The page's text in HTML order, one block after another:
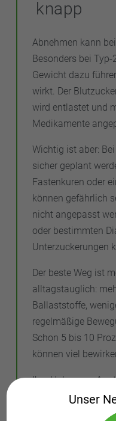
knapp
Abnehmen kann
Besonders bei
Gewicht dazu
wirkt. Der
wird entlastet und
Medikamente
Wichtig ist aber:
sicher geplant
Fastenkuren oder
können gefährlich
nicht angepasst
oder bestimmten
Unterzuckerungen
Der beste Weg ist
alltagstauglich:
Ballaststoffe,
regelmäßige
Schon 5 bis 10
können viel
Ihre Holzmann
Wir beraten zu
Unser